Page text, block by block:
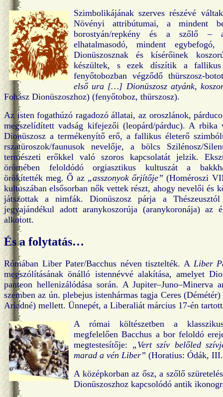
Szimbolikájának szerves részévé
Növényi attribútumai, a mindent
borostyán/repkény és a szőlő –
elhatalmasodó, mindent
Dionüszosznak és kísérőinek
készültek, s ezek díszítik a fallikus
fenyőtobozban végződő thürszosz-
első ura […] Dionüszosz atyánk,
Fohász Dionüszoszhoz) (fenyőtoboz, thürszosz).
Az isten fogathúzó ragadozó állatai, az oroszlánok,
megszelídített vadság kifejezői (leopárd/párduc). A rbika
Dionüszosz a termékenyítő erő, a fallikus életerő
rszatüroszok/faunusok nevelője, a bölcs Szilénosz/
természeti erőkkel való szoros kapcsolatát jelzik.
örömében feloldódó orgiasztikus kultuszát a
örökítették meg. Ő az „asszonyok őrjítője” (Homéroszi
kultuszában elsősorban nők vettek részt, ahogy nevelői és
játszottak a nimfák. Dionüszosz párja a
jegyajándékul adott aranykoszorúja (aranykoronája) az
alkotott.
És a folytatás…
Rómában Liber Pater/Bacchus néven tisztelték. A Liber
megszólításának önálló istennévvé alakítása, amelyet
panteon hellenizálódása során. A Jupiter–Juno–Minerva
szemben az ún. plebejus istenhármas tagja Ceres
Ariadné) mellett. Ünnepét, a Liberaliát március 17-én
A római költészetben a
megfelelően Bacchus a bor feloldó
megtestesítője: „Vert szív belőled
marad a vén Liber” (Horatius: Ódák,
A középkorban az ősz, a szőlő
Dionüszoszhoz kapcsolódó antik